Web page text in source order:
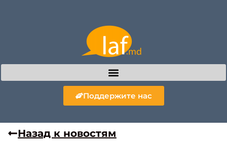
Поддержите нас
Назад к новостям